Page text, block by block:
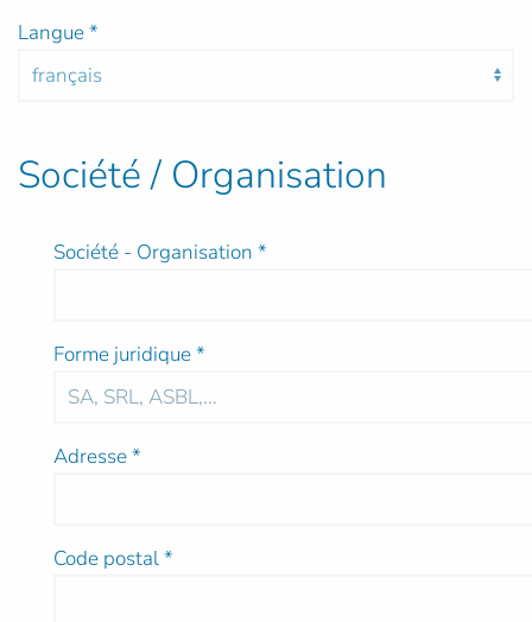
Langue*
Société / Organisation
Société - Organisation *
Forme juridique*
Adresse*
Code postal*